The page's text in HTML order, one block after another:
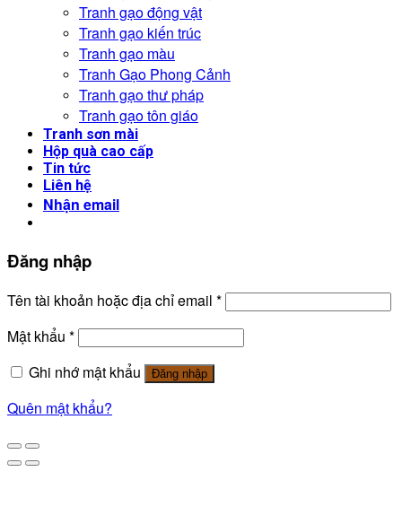
Tranh gạo động vật
Tranh gạo kiến trúc
Tranh gạo màu
Tranh Gạo Phong Cảnh
Tranh gạo thư pháp
Tranh gạo tôn giáo
Tranh sơn mài
Hộp quà cao cấp
Tin tức
Liên hệ
Nhận email
Đăng nhập
Tên tài khoản hoặc địa chỉ email *
Mật khẩu *
Ghi nhớ mật khẩu
Đăng nhập
Quên mật khẩu?